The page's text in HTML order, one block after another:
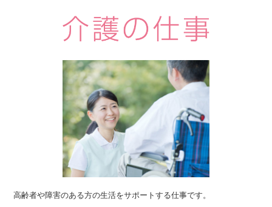
高齢者や障害のある方の生活をサポートする仕事です。